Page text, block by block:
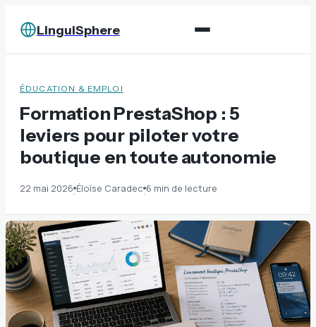
LinguiSphere
ÉDUCATION & EMPLOI
Formation PrestaShop : 5
leviers pour piloter votre
boutique en toute autonomie
22 mai 2026·Éloïse Caradec·6 min de lecture